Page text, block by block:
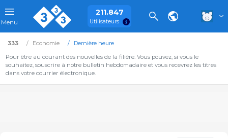
Menu
211.847
Utilisateurs
333 Economie
Dernière heure
Pour être au courant des nouvelles de la filière. Vous pouvez, si vous le
souhaitez, souscrire à notre bulletin hebdomadaire et vous recevrez les titres
dans votre courrier électronique.